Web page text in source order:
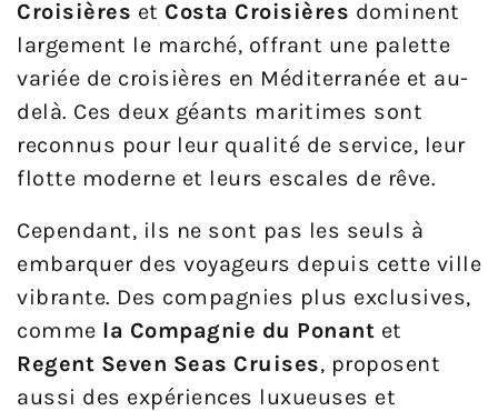
Croisières et Costa Croisières dominent
largement le marché, offrant une palette
variée de croisières en Méditerranée et au-
delà. Ces deux géants maritimes sont
reconnus pour leur qualité de service, leur
flotte moderne et leurs escales de rêve.
Cependant, ils ne sont pas les seuls à
embarquer des voyageurs depuis cette ville
vibrante. Des compagnies plus exclusives,
comme la Compagnie du Ponant et
Regent Seven Seas Cruises, proposent
aussi des expériences luxueuses et